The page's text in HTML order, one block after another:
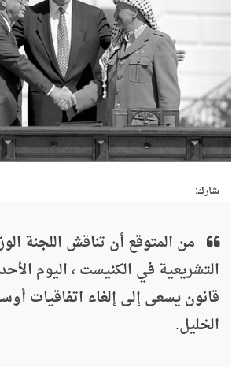
شارك:
من المتوقع أن تناقش اللجنة
التشريعية في الكنيست ، اليوم
قانون يسعى إلى إلغاء اتفاقيات
الخليل.